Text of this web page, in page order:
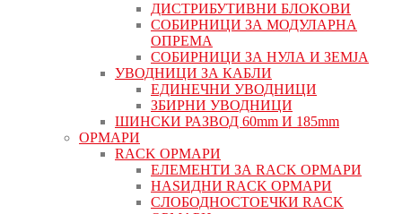
ДИСТРИБУТИВНИ БЛОКОВИ
СОБИРНИЦИ ЗА МОДУЛАРНА
ОПРЕМА
СОБИРНИЦИ ЗА НУЛА И ЗЕМЈА
УВОДНИЦИ ЗА КАБЛИ
ЕДИНЕЧНИ УВОДНИЦИ
ЗБИРНИ УВОДНИЦИ
ШИНСКИ РАЗВОД 60mm И 185mm
ОРМАРИ
RACK ОРМАРИ
ЕЛЕМЕНТИ ЗА RACK ОРМАРИ
НАЅИДНИ RACK ОРМАРИ
СЛОБОДНОСТОЕЧКИ RACK